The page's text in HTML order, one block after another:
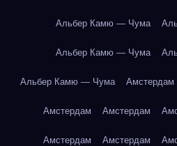
Альбер Камю — Чума
Альбер Камю — Чума
Альбер Камю — Чума Амстердам
Амстердам Амстердам
Амстердам Амстердам